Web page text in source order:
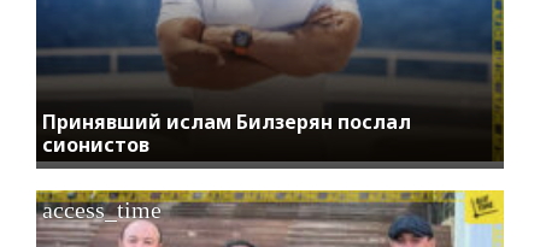
Принявший ислам Билзерян послал
сионистов
access_time